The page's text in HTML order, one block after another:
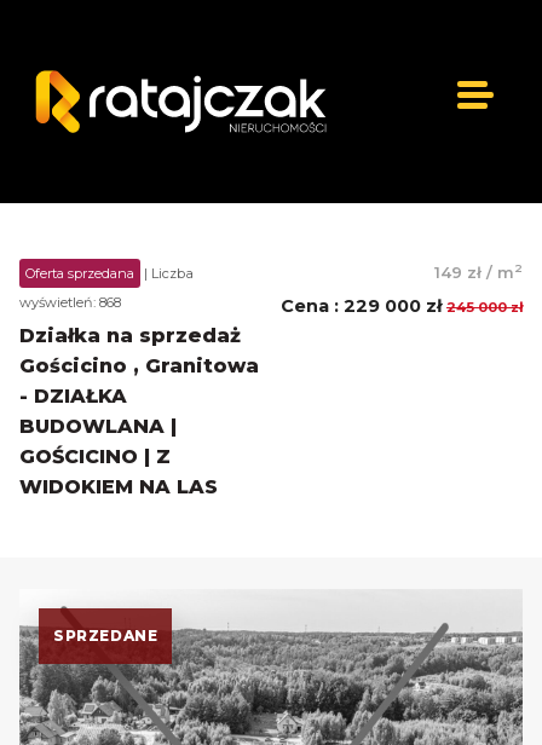
Oferta sprzedana
| Liczba
wyświetleń: 868
Działka na sprzedaż
Gościcino , Granitowa
- DZIAŁKA
BUDOWLANA |
GOŚCICINO | Z
WIDOKIEM NA LAS
149 zł / m2
Cena : 229 000 zł 245 000 zł
SPRZEDANE